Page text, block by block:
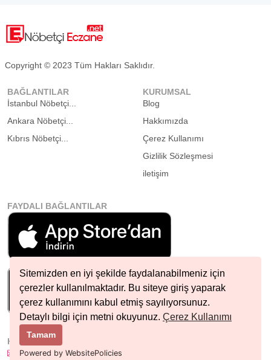
Sitemizden en iyi şekilde faydalanabilmeniz için
çerezler kullanılmaktadır. Bu siteye giriş yaparak
çerez kullanımını kabul etmiş sayılıyorsunuz.
Detaylı bilgi için metni okuyunuz. Çerez Kullanımı
Tamam
Powered by WebsitePolicies
Copyright © 2023 Tüm Hakları Saklıdır.
BAĞLANTILAR
İstanbul Nöbetçi...
Ankara Nöbetçi...
Kıbrıs Nöbetçi...
KURUMSAL
Blog
Hakkımızda
Çerez Kullanımı
Gizlilik Sözleşmesi
iletişim
FAYDALI BAĞLANTILAR
HIZLI İLETIŞIM
info@nobetcieczane.net